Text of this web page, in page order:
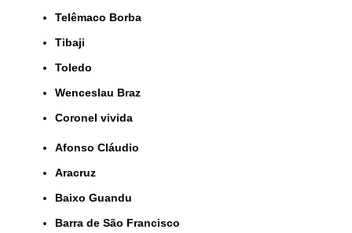
Telêmaco Borba
Tibaji
Toledo
Wenceslau Braz
coronel vivida
Afonso Cláudio
Aracruz
Baixo Guandu
Barra de São Francisco